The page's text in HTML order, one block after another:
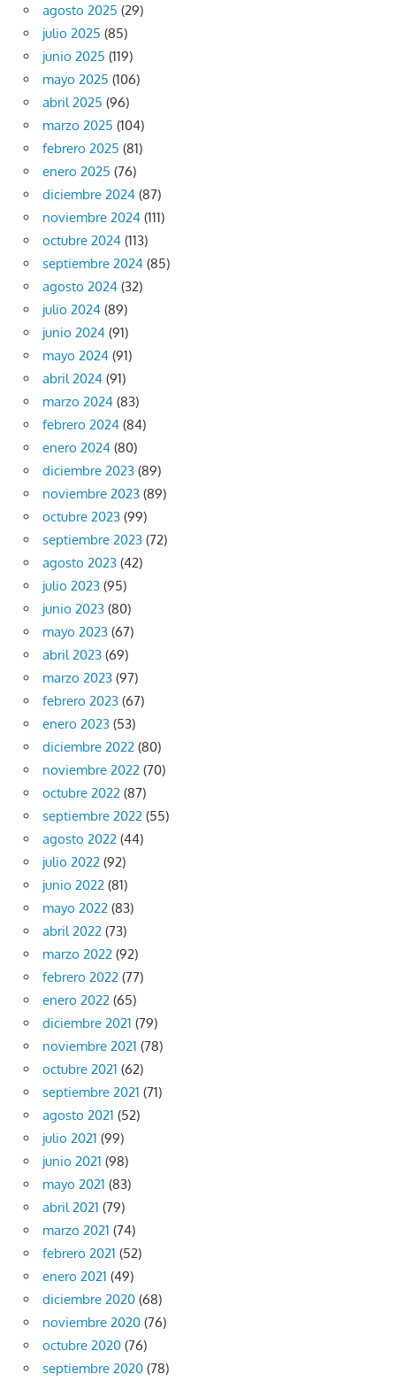
agosto 2025 (29)
julio 2025 (85)
junio 2025 (119)
mayo 2025 (106)
abril 2025 (96)
marzo 2025 (104)
febrero 2025 (81)
enero 2025 (76)
diciembre 2024 (87)
noviembre 2024 (111)
octubre 2024 (113)
septiembre 2024 (85)
agosto 2024 (32)
julio 2024 (89)
junio 2024 (91)
mayo 2024 (91)
abril 2024 (91)
marzo 2024 (83)
febrero 2024 (84)
enero 2024 (80)
diciembre 2023 (89)
noviembre 2023 (89)
octubre 2023 (99)
septiembre 2023 (72)
agosto 2023 (42)
julio 2023 (95)
junio 2023 (80)
mayo 2023 (67)
abril 2023 (69)
marzo 2023 (97)
febrero 2023 (67)
enero 2023 (53)
diciembre 2022 (80)
noviembre 2022 (70)
octubre 2022 (87)
septiembre 2022 (55)
agosto 2022 (44)
julio 2022 (92)
junio 2022 (81)
mayo 2022 (83)
abril 2022 (73)
marzo 2022 (92)
febrero 2022 (77)
enero 2022 (65)
diciembre 2021 (79)
noviembre 2021 (78)
octubre 2021 (62)
septiembre 2021 (71)
agosto 2021 (52)
julio 2021 (99)
junio 2021 (98)
mayo 2021 (83)
abril 2021 (79)
marzo 2021 (74)
febrero 2021 (52)
enero 2021 (49)
diciembre 2020 (68)
noviembre 2020 (76)
octubre 2020 (76)
septiembre 2020 (78)